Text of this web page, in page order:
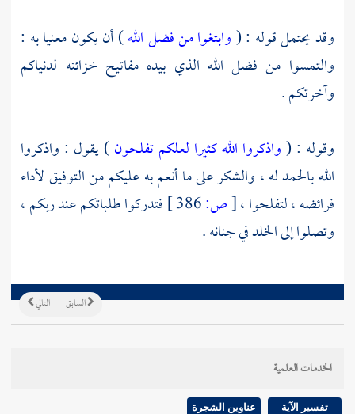
وقد يحتمل قوله : (وابتغوا من فضل الله) أن يكون معنيا به :
والتمسوا من فضل الله الذي بيده مفاتيح خزائنه لدنياكم
وآخرتكم .
وقوله : (واذكروا الله كثيرا لعلكم تفلحون) يقول : واذكروا
الله بالحمد له ، والشكر على ما أنعم به عليكم من التوفيق لأداء
فرائضه ، لتفلحوا ،[ص:
فتدركوا طلباتكم عند ربكم ،
وتصلوا إلى الخلد في جنانه .
التالي السابق
الخدمات العلمية
تفسير الآية عناوين الشجرة